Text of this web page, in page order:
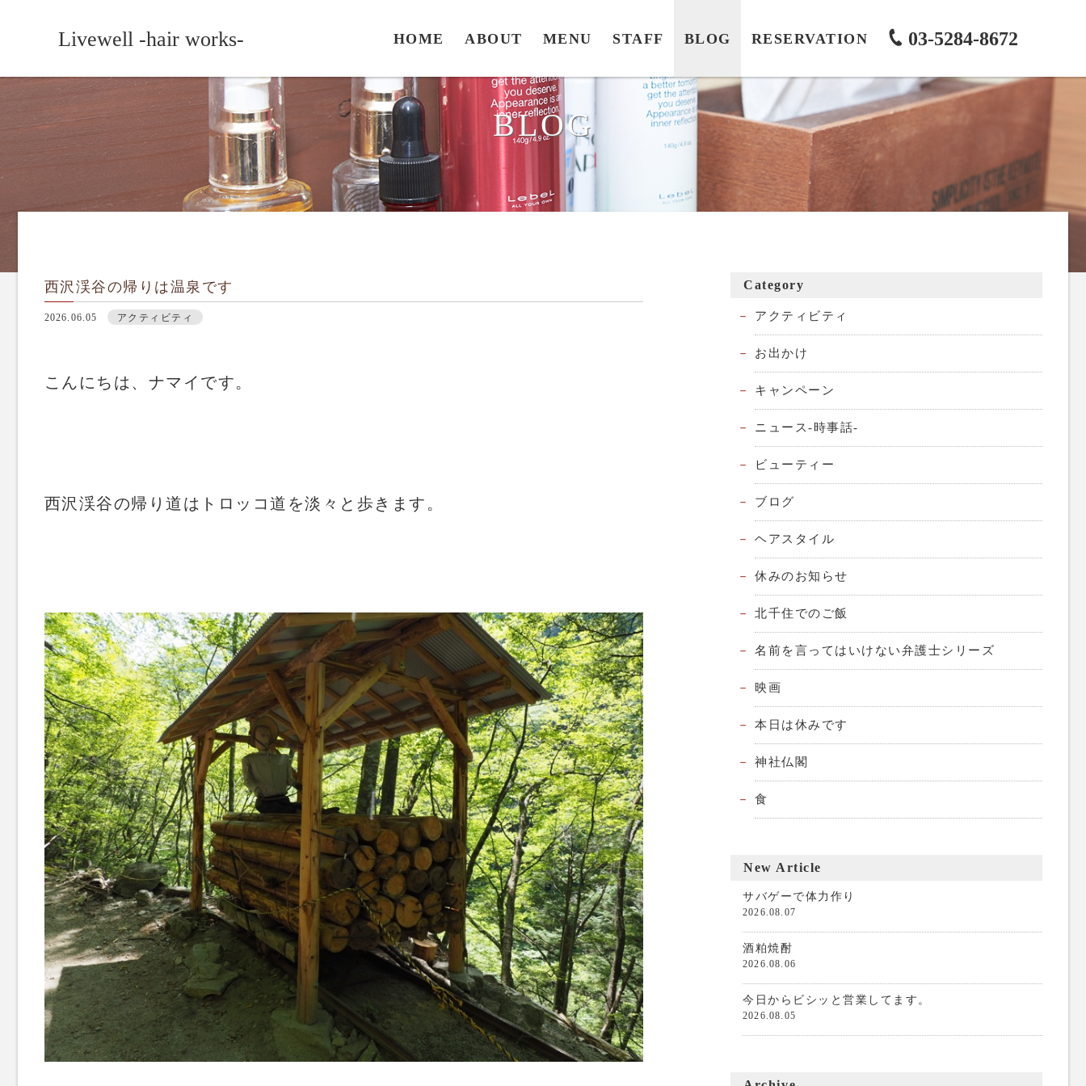
Livewell -hair works- HOME ABOUT MENU STAFF BLOG RESERVATION 03-5284-8672
BLOG
西沢渓谷の帰りは温泉です
2026.06.05 アクティビティ
こんにちは、ナマイです。
西沢渓谷の帰り道はトロッコ道を淡々と歩きます。
Category
アクティビティ
お出かけ
キャンペーン
ニュース-時事話-
ビューティー
ブログ
ヘアスタイル
休みのお知らせ
北千住でのご飯
名前を言ってはいけない弁護士シリーズ
映画
本日は休みです
神社仏閣
食
New Article
サバゲーで体力作り
2026.08.07
酒粕焼酎
2026.08.06
今日からビシッと営業してます。
2026.08.05